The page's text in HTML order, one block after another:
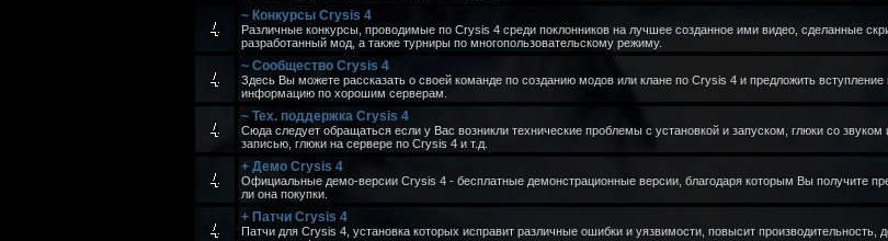
~ Конкурсы Crysis 4
Различные конкурсы, проводимые по Crysis 4 среди поклонников на лучшее созданное ими видео, сделанные
разработанный мод, а также турниры по многопользовательскому режиму.
~ Сообщество Crysis 4
Здесь Вы можете рассказать о своей команде по созданию модов или клане по Crysis 4 и предложить вступление
информацию по хорошим серверам.
~ Тех. поддержка Crysis 4
Сюда следует обращаться если у Вас возникли технические проблемы с установкой и запуском, глюки со
записью, глюки на сервере по Crysis 4 и т.д.
+ Демо Crysis 4
Официальные демо-версии Crysis 4 - бесплатные демонстрационные версии, благодаря которым Вы получите
ли она покупки.
+ Патчи Crysis 4
Патчи для Crysis 4, установка которых исправит различные ошибки и уязвимости, повысит производительность,